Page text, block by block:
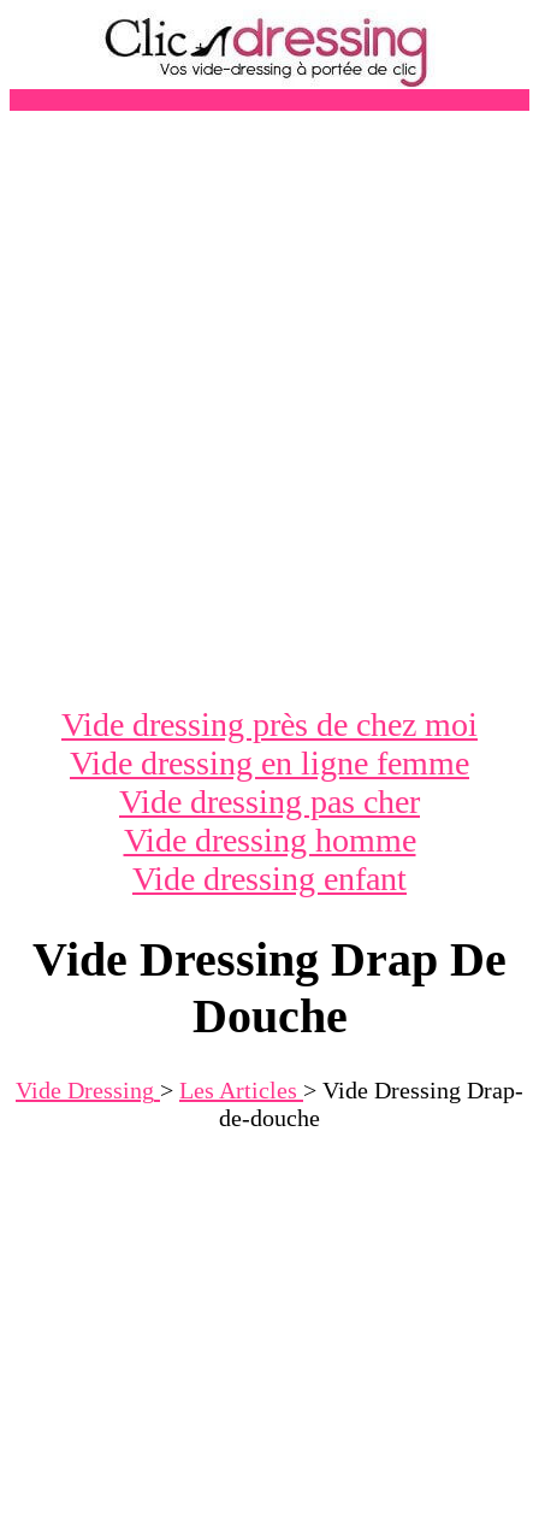
Vide dressing près de chez moi
Vide dressing en ligne femme
Vide dressing pas cher
Vide dressing homme
Vide dressing enfant
Vide Dressing Drap De
Douche
Vide Dressing > Les Articles > Vide Dressing Drap-
de-douche